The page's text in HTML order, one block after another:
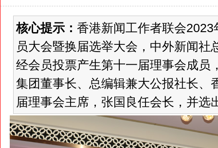
核心提示： 香港新闻工作者联会
员大会暨换届选举大会，中外新闻
经会员投票产生第十一届理事会成员
集团董事长、总编辑兼大公报社长、
届理事会主席，张国良任会长，并选